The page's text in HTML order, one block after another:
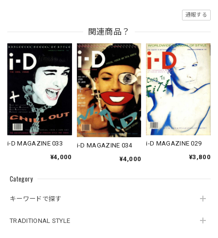
Category
キーワードで探す
TRADITIONAL STYLE
通報する
関連商品？
i-D MAGAZINE 033
¥4,000
i-D MAGAZINE 034
¥4,000
i-D MAGAZINE 029
¥3,800